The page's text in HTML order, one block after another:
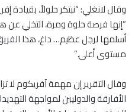
وقال لانغلي: “نبتكر حلولاً،
“إنها فرصة حلوة ومرة، التخلي عن
أسلمها لرجل عظيم… داغ، هذا
مستوى أعلى.”
وقال التقرير إن مهمة آفريكوم لا
الأفارقة والدوليين لمواجهة